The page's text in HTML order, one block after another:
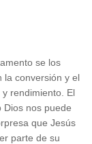
se los
la conversión y el
rendimiento. El
Dios nos puede
que Jesús
parte de su